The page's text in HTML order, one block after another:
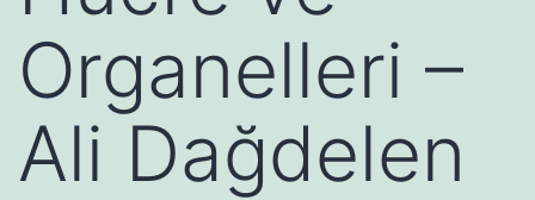
Organelleri –
Ali Dağdelen